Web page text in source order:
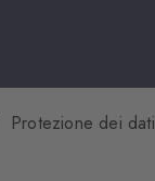
Protezione dei dati